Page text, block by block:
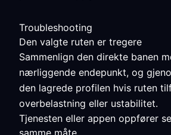
Troubleshooting
Den valgte ruten er tregere
Sammenlign den direkte banen
nærliggende endepunkt, og
den lagrede profilen hvis ruten
overbelastning eller ustabilitet.
Tjenesten eller appen oppfører
samme måte